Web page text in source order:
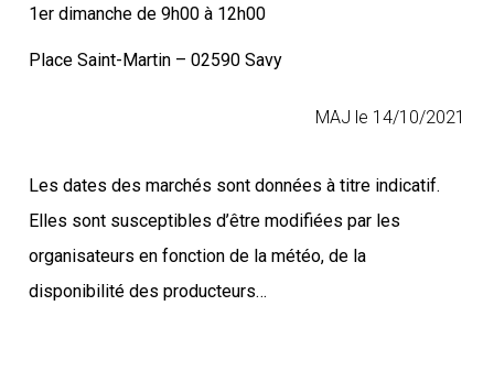
1er dimanche de 9h00 à 12h00
Place Saint-Martin – 02590 Savy
MAJ le 14/10/2021
Les dates des marchés sont données à titre indicatif.
Elles sont susceptibles d’être modifiées par les
organisateurs en fonction de la météo, de la
disponibilité des producteurs…